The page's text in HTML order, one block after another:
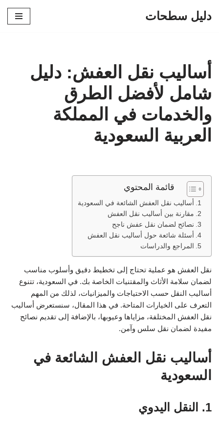
دليل سطحات
أساليب نقل العفش: دليل
شامل لأفضل الطرق
والخدمات في المملكة
العربية السعودية
قائمة المحتوي
أساليب نقل العفش الشائعة في السعودية
مقارنة بين أساليب نقل العفش
نصائح لضمان نقل عفش ناجح
أسئلة شائعة حول أساليب نقل العفش
المراجع والدراسات
نقل العفش هو عملية تحتاج إلى تخطيط دقيق وأسلوب مناسب
لضمان سلامة الأثاث والمقتنيات الخاصة بك. في السعودية، تتنوع
أساليب النقل حسب الاحتياجات والميزانيات، لذلك من المهم
التعرف على الخيارات المتاحة. في هذا المقال، سنستعرض أساليب
نقل العفش المختلفة، مزاياها وعيوبها، بالإضافة إلى تقديم نصائح
مفيدة لضمان نقل سلس وآمن.
أساليب نقل العفش الشائعة في
السعودية
1. النقل اليدوي